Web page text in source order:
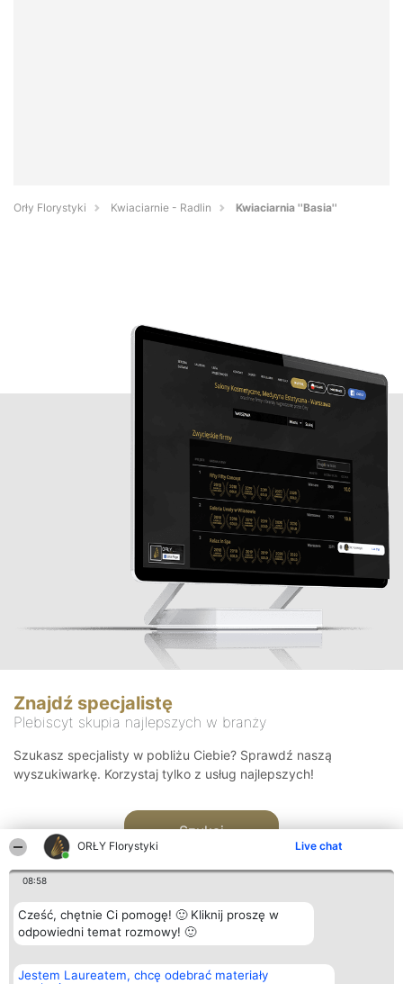
ORŁY Florystyki Live chat
08:58
Cześć, chętnie Ci pomogę! 🙂 Kliknij proszę w
odpowiedni temat rozmowy! 🙂
Jestem Laureatem, chcę odebrać materiały
Orły Florystyki Kwiaciarnie - Radlin Kwiaciarnia ''Basia''
Znajdź specjalistę
Plebiscyt skupia najlepszych w branży
Szukasz specjalisty w pobliżu Ciebie? Sprawdź naszą
wyszukiwarkę. Korzystaj tylko z usług najlepszych!
Szukaj
Organizator plebiscytu
Bright Side Solutions sp. z o.
Plebiscyt
Laureaci
Kontakt
Kontakt